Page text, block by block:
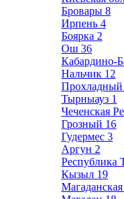
Бровары 8
Ирпень 4
Боярка 2
Ош 36
Кабардино-
Нальчик 12
Прохладный
Тырныауз 1
Чеченская
Грозный 16
Гудермес 3
Аргун 2
Республика
Кызыл 19
Магаданская